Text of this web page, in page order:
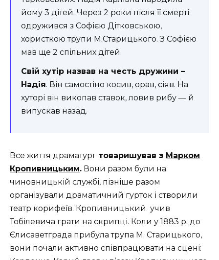
йому 3 дітей. Через 2 роки після її смерті
одружився з Софією Дітковською,
хористкою трупи М.Старицького. З Софією
мав ще 2 спільних дітей.
Свій хутір назвав на честь дружини –
Надія. Він самостіно косив, орав, сіяв. На
хуторі він викопав ставок, ловив рибу — й
випускав назад.
Все життя драматург товаришував з Марком
Кропивницьким. Вони разом були на
чиновницькій службі, пізніше разом
організували драматичний гурток і створили
театр корифеїв. Кропивницький учив
Тобілевича грати на скрипці. Коли у 1883 р. до
Єлисаветграда прибула трупа М. Старицького,
вони почали активно співпрацювати на сцені: